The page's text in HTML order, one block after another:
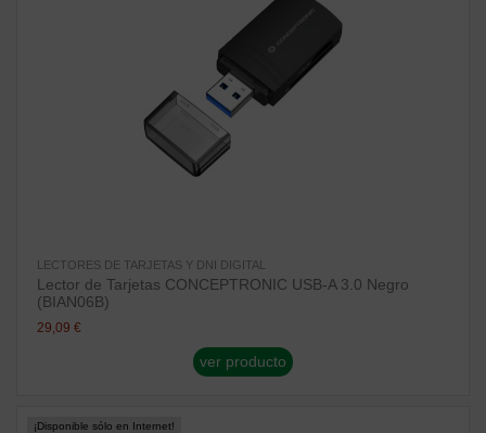
LECTORES DE TARJETAS Y DNI DIGITAL
Lector de Tarjetas CONCEPTRONIC USB-A 3.0 Negro
(BIAN06B)
29,09 €
ver producto
¡Disponible sólo en Internet!